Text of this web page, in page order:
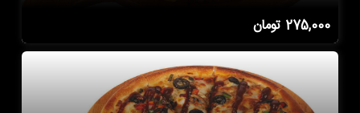
275,000 تومان